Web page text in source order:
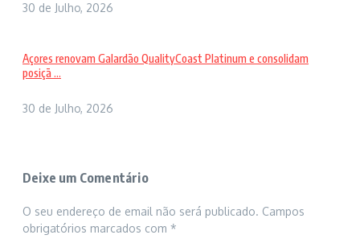
30 de Julho, 2026
Açores renovam Galardão QualityCoast Platinum e consolidam
posiçã ...
30 de Julho, 2026
Deixe um Comentário
O seu endereço de email não será publicado. Campos
obrigatórios marcados com *